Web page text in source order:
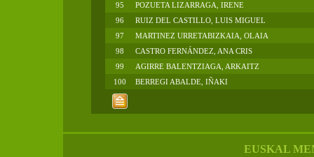
95
POZUETA LIZARRAGA, IRENE
96
RUIZ DEL CASTILLO, LUIS MIGUEL
97
MARTINEZ URRETABIZKAIA, OLAIA
98
CASTRO FERNÁNDEZ, ANA CRIS
99
AGIRRE BALENTZIAGA, ARKAITZ
100
BERREGI ABALDE, IÑAKI
EUSKAL